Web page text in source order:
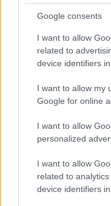
Google consents
I want to allow
related to
device identifiers in
I want to allow my
Google for online
I want to allow
personalized
I want to allow
related to
device identifiers in
7. ΥΑ ΑΕΙ εδώ